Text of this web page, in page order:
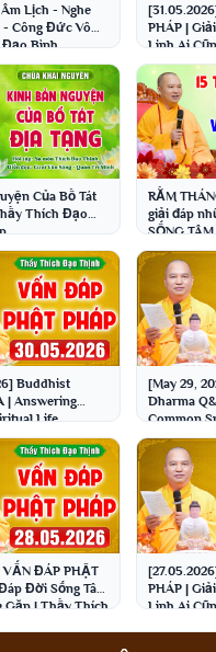
Lịch - Nghe
- Công Đức Vô
Bình
Đạo Thịnh
PHÁP |
Linh Ai
Đạo Thịnh
Của Bồ Tát
Thích Đạo
RẰM
giải đáp
SỐNG
tế│Thầy
Buddhist
| Answering
Life
Thich ...
[May 29,
Dharma
Common
Questions
ĐÁP PHẬT
Đời Sống Tâm
Gặp | Thầy Thích
PHÁP |
Linh Ai